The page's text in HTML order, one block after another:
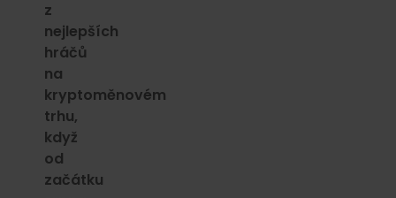
z
nejlepších
hráčů
na
kryptoměnovém
trhu,
když
od
začátku